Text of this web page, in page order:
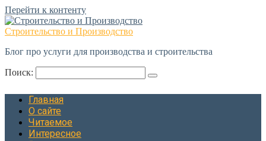
Перейти к контенту
Строительство и Производство
Блог про услуги для производства и строительства
Поиск:
Главная
О сайте
Читаемое
Интересное